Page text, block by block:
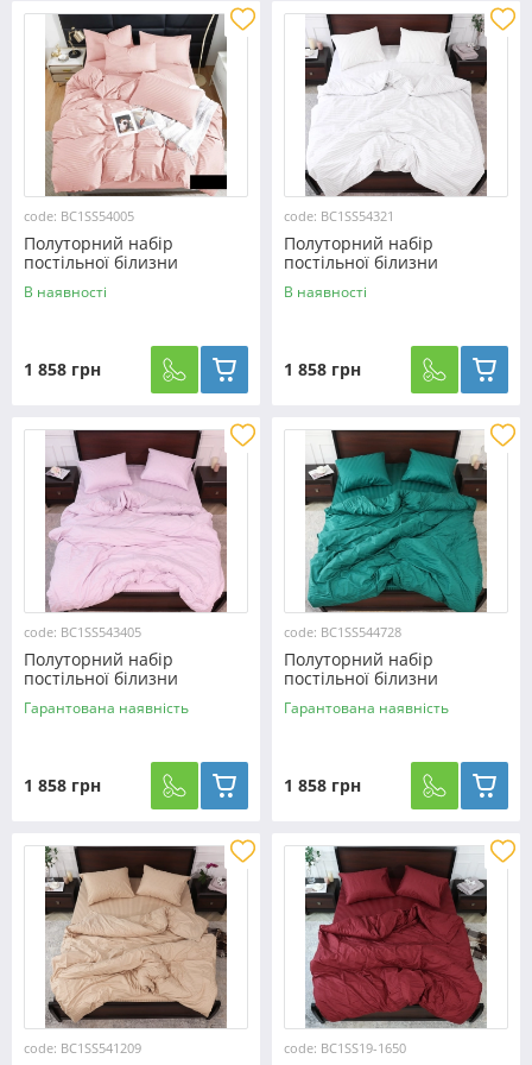
code: BC1SS54005
Полуторний набір
постільної білизни
150*220 зі Страйп Сатину
№54005
В наявності
1 858 грн
code: BC1SS54321
Полуторний набір
постільної білизни
150*220 з Страйп Сатину
№54321
В наявності
1 858 грн
code: BC1SS543405
Полуторний набір
постільної білизни
150*220 з Страйп Сатину
№543405
Гарантована наявність
1 858 грн
code: BC1SS544728
Полуторний набір
постільної білизни
150*220 з Страйп Сатину
№544728
Гарантована наявність
1 858 грн
code: BC1SS541209 code: BC1SS19-1650